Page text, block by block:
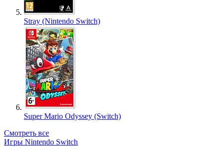
Stray (Nintendo Switch)
Super Mario Odyssey (Switch)
Смотреть все
Игры Nintendo Switch